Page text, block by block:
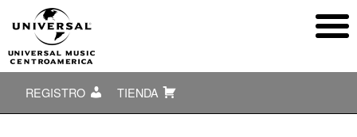
REGISTRO TIENDA